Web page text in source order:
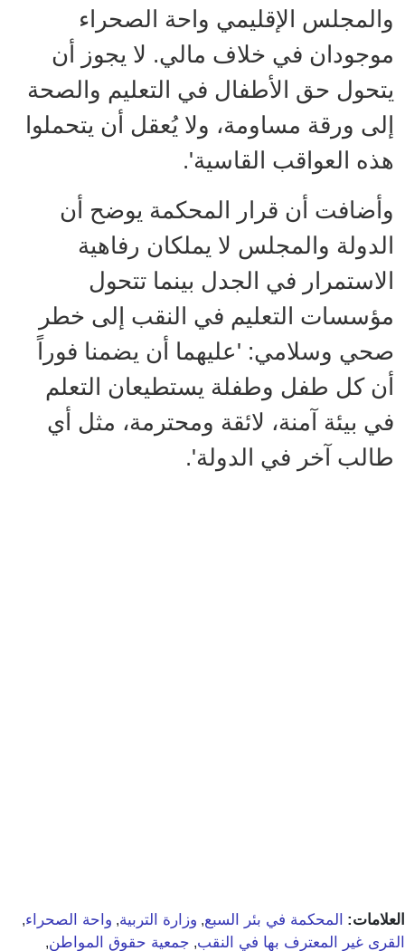
والمجلس الإقليمي واحة الصحراء
موجودان في خلاف مالي. لا يجوز أن
يتحول حق الأطفال في التعليم والصحة
إلى ورقة مساومة، ولا يُعقل أن يتحملوا
هذه العواقب القاسية'.
وأضافت أن قرار المحكمة يوضح أن
الدولة والمجلس لا يملكان رفاهية
الاستمرار في الجدل بينما تتحول
مؤسسات التعليم في النقب إلى خطر
صحي وسلامي: 'عليهما أن يضمنا فوراً
أن كل طفل وطفلة يستطيعان التعلم
في بيئة آمنة، لائقة ومحترمة، مثل أي
طالب آخر في الدولة'.
العلامات: المحكمة في بئر السبع, وزارة التربية, واحة الصحراء,
القرى غير المعترف بها في النقب, جمعية حقوق المواطن,